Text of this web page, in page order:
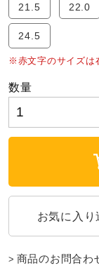
柔道
ウィン
ウォ
ライフ
21.5
22.0
24.5
※赤文字のサイズは
数量
商品のお問合わ